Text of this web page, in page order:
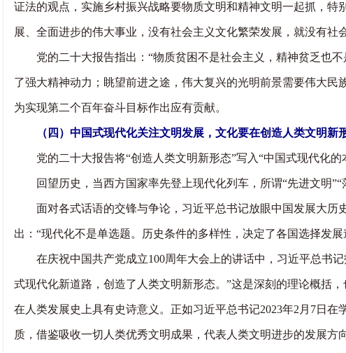
证法的观点，实施乡村振兴战略要物质文明和精神文明一起抓，
展、全面进步的伟大事业，没有社会主义文化繁荣发展，就没有社
党的二十大报告指出：“物质贫困不是社会主义，精神贫乏也不
了强大精神动力；眺望前进之途，伟大复兴的光明前景需要伟大
为实现第二个百年奋斗目标作出应有贡献。
（四）中国式现代化关注文明发展，文化要在创造人类文明新
党的二十大报告将“创造人类文明新形态”写入“中国式现代化的
回望历史，当西方国家率先登上现代化列车，所谓“先进文明”“
面对各式话语的交锋与争论，习近平总书记放眼中国发展大历
出：“现代化不是单选题。历史条件的多样性，决定了各国选择发
在庆祝中国共产党成立100周年大会上的讲话中，习近平总书记
式现代化新道路，创造了人类文明新形态。”这是深刻的理论概括
在人类发展史上具有史诗意义。正如习近平总书记2023年2月7日
质，借鉴吸收一切人类优秀文明成果，代表人类文明进步的发展方